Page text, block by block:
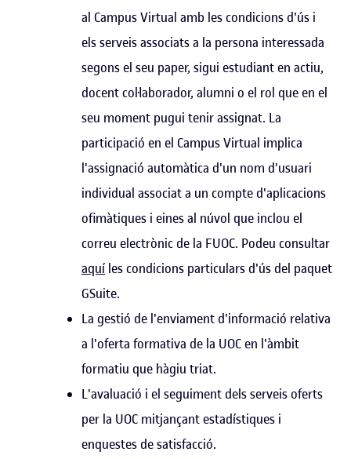
al Campus Virtual amb les condicions d'ús i
els serveis associats a la persona interessada
segons el seu paper, sigui estudiant en actiu,
docent col·laborador, alumni o el rol que en el
seu moment pugui tenir assignat. La
participació en el Campus Virtual implica
l'assignació automàtica d'un nom d'usuari
individual associat a un compte d'aplicacions
ofimàtiques i eines al núvol que inclou el
correu electrònic de la FUOC. Podeu consultar
aquí les condicions particulars d'ús del paquet
GSuite.
La gestió de l'enviament d'informació relativa
a l'oferta formativa de la UOC en l'àmbit
formatiu que hàgiu triat.
L'avaluació i el seguiment dels serveis oferts
per la UOC mitjançant estadístiques i
enquestes de satisfacció.